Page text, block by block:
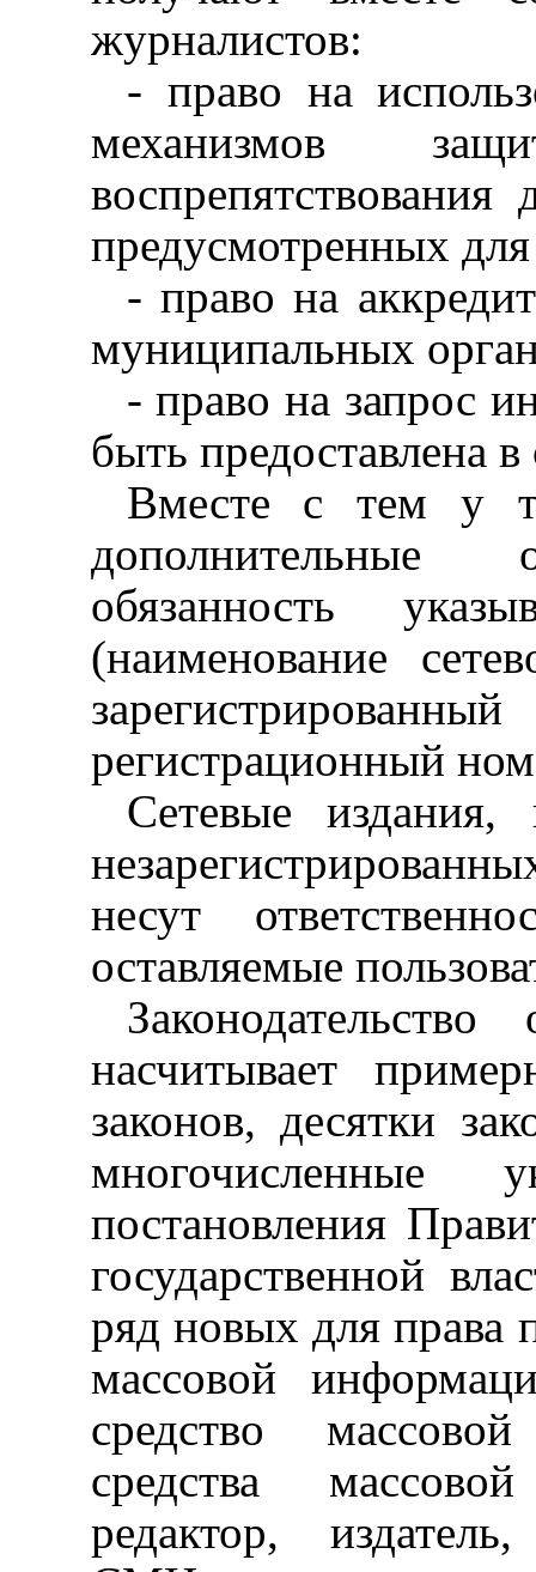
журналистов:
- право на
механизмов
воспрепятствования
предусмотренных
- право на
муниципальных
- право на запрос
быть предоставлена
Вместе с тем у
дополнительные
обязанность
(наименование
регистрационный
Сетевые издания,
несут
оставляемые
насчитывает
законов, десятки
многочисленные
постановления
государственной
ряд новых для права
массовой
средство
средства
редактор,